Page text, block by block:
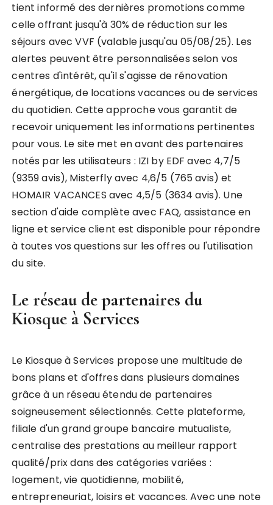
tient informé des dernières promotions comme
celle offrant jusqu'à 30% de réduction sur les
séjours avec VVF (valable jusqu'au 05/08/25). Les
alertes peuvent être personnalisées selon vos
centres d'intérêt, qu'il s'agisse de rénovation
énergétique, de locations vacances ou de services
du quotidien. Cette approche vous garantit de
recevoir uniquement les informations pertinentes
pour vous. Le site met en avant des partenaires
notés par les utilisateurs : IZI by EDF avec 4,7/5
(9359 avis), Misterfly avec 4,6/5 (765 avis) et
HOMAIR VACANCES avec 4,5/5 (3634 avis). Une
section d'aide complète avec FAQ, assistance en
ligne et service client est disponible pour répondre
à toutes vos questions sur les offres ou l'utilisation
du site.
Le réseau de partenaires du
Kiosque à Services
Le Kiosque à Services propose une multitude de
bons plans et d'offres dans plusieurs domaines
grâce à un réseau étendu de partenaires
soigneusement sélectionnés. Cette plateforme,
filiale d'un grand groupe bancaire mutualiste,
centralise des prestations au meilleur rapport
qualité/prix dans des catégories variées :
logement, vie quotidienne, mobilité,
entrepreneuriat, loisirs et vacances. Avec une note